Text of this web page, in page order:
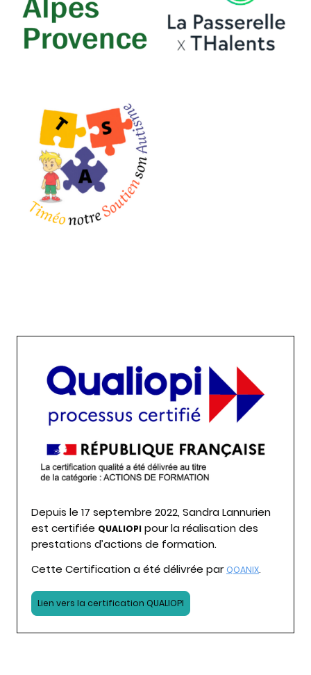
Depuis le 17 septembre 2022, Sandra Lannurien
est certifiée QUALIOPI pour la réalisation des
prestations d’actions de formation.
Cette Certification a été délivrée par QOANIX.
Lien vers la certification QUALIOPI